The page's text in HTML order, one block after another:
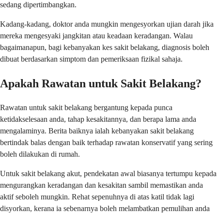
sedang dipertimbangkan.
Kadang-kadang, doktor anda mungkin mengesyorkan ujian darah jika
mereka mengesyaki jangkitan atau keadaan keradangan. Walau
bagaimanapun, bagi kebanyakan kes sakit belakang, diagnosis boleh
dibuat berdasarkan simptom dan pemeriksaan fizikal sahaja.
Apakah Rawatan untuk Sakit Belakang?
Rawatan untuk sakit belakang bergantung kepada punca
ketidakselesaan anda, tahap kesakitannya, dan berapa lama anda
mengalaminya. Berita baiknya ialah kebanyakan sakit belakang
bertindak balas dengan baik terhadap rawatan konservatif yang sering
boleh dilakukan di rumah.
Untuk sakit belakang akut, pendekatan awal biasanya tertumpu kepada
mengurangkan keradangan dan kesakitan sambil memastikan anda
aktif seboleh mungkin. Rehat sepenuhnya di atas katil tidak lagi
disyorkan, kerana ia sebenarnya boleh melambatkan pemulihan anda